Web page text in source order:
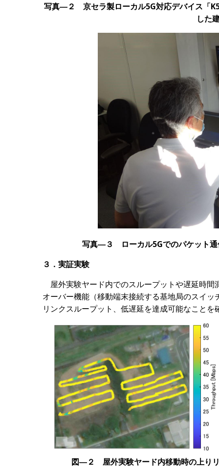
写真―２ 京セラ製ローカル5G対応デバイス「
した
写真―３ ローカル5Gでのパケット
３．実証実験
屋外実験ヤード内でのスループットや遅延時
オーバー機能（移動端末接続する基地局のスイ
リンクスループット、低遅延を達成可能なこと
図―２ 屋外実験ヤード内移動時の上り